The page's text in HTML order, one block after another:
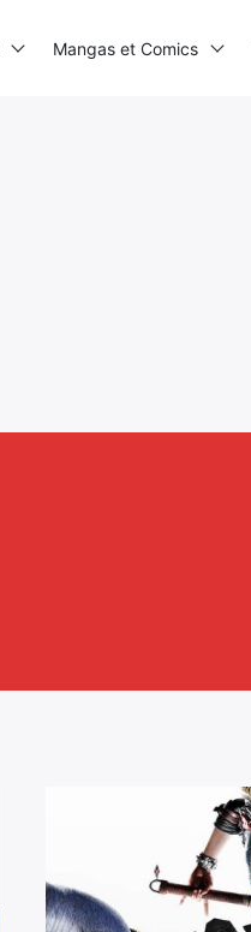
Mangas et Comics